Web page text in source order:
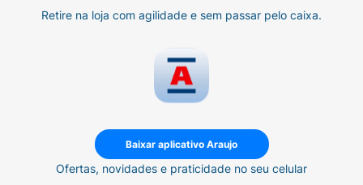
Retire na loja com agilidade e sem passar pelo caixa.
Baixar aplicativo Araujo
Ofertas, novidades e praticidade no seu celular